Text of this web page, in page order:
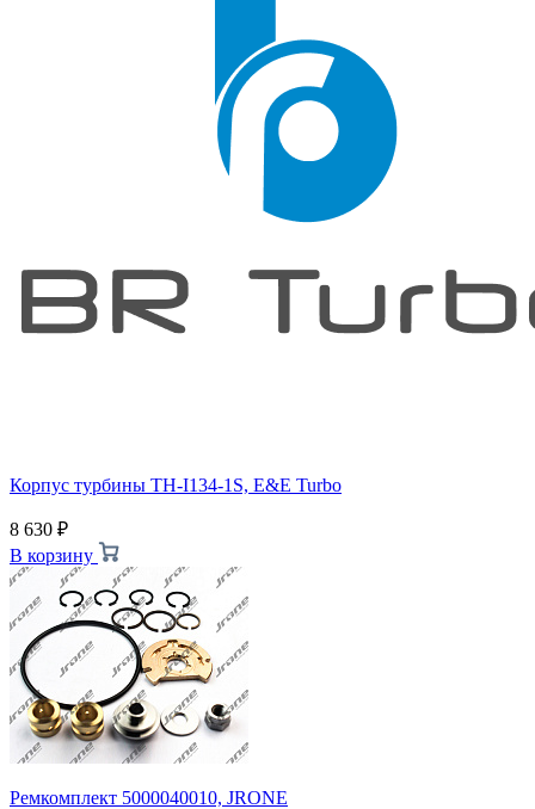
Корпус турбины TH-I134-1S, E&E Turbo
8 630 ₽
В корзину
Ремкомплект 5000040010, JRONE